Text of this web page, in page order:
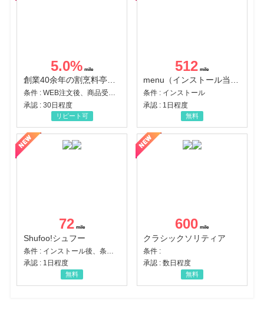
5.0%
創業40余年の割烹料亭千賀監修【おせちの千賀屋】おもてなし参道本店
条件 : WEB注文後、商品受け取り+入金確認時点
承認 : 30日程度
リピート可
512
menu（インストール当日に指定のクーポンコード経由で1,500円（税込）以上の初回注文完了）（Android）
条件 : インストール
承認 : 1日程度
無料
72
Shufoo!シュフー
承認 : 1日程度
無料
600
クラシックソリティア
条件 :
承認 : 数日程度
無料